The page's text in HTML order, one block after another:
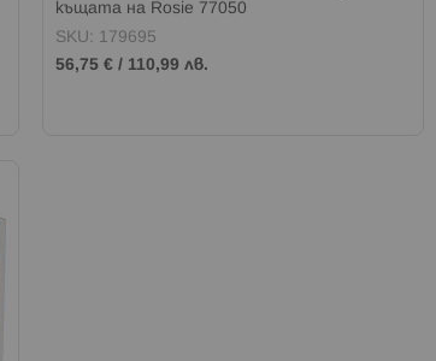
къщата на Rosie 77050
SKU: 179695
56,75 € / 110,99 лв.